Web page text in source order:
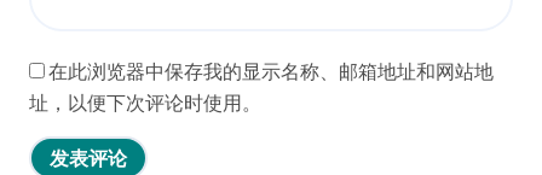
在此浏览器中保存我的显示名称、邮箱地址和网站地
址，以便下次评论时使用。